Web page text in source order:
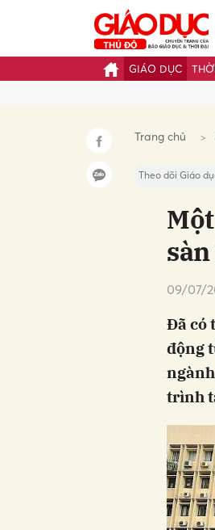
GIÁO DỤC
Trang chủ
Theo dõi Giáo
09/07/
Đã có
động
trình